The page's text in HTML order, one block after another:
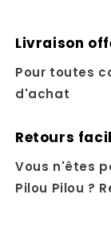
Livraison
Pour toutes
d'achat
Retours
Vous n'êtes
Pilou Pilou ?